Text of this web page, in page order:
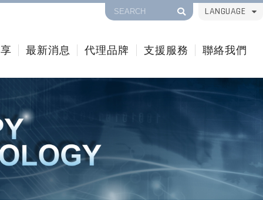
LANGUAGE
最新消息 代理品牌 支援服務 聯絡我們